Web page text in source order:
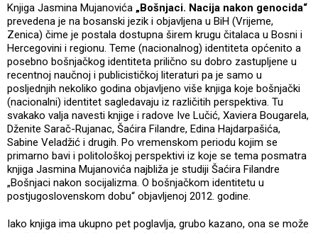
Knjiga Jasmina Mujanovića „Bošnjaci. Nacija nakon genocida“
prevedena je na bosanski jezik i objavljena u BiH (Vrijeme,
Zenica) čime je postala dostupna širem krugu čitalaca u Bosni i
Hercegovini i regionu. Teme (nacionalnog) identiteta općenito a
posebno bošnjačkog identiteta prilično su dobro zastupljene u
recentnoj naučnoj i publicističkoj literaturi pa je samo u
posljednjih nekoliko godina objavljeno više knjiga koje bošnjački
(nacionalni) identitet sagledavaju iz različitih perspektiva. Tu
svakako valja navesti knjige i radove Ive Lučić, Xaviera Bougarela,
Dženite Sarač-Rujanac, Šaćira Filandre, Edina Hajdarpašića,
Sabine Veladžić i drugih. Po vremenskom periodu kojim se
primarno bavi i politološkoj perspektivi iz koje se tema posmatra
knjiga Jasmina Mujanovića najbliža je studiji Šaćira Filandre
„Bošnjaci nakon socijalizma. O bošnjačkom identitetu u
postjugoslovenskom dobu“ objavljenoj 2012. godine.
Iako knjiga ima ukupno pet poglavlja, grubo kazano, ona se može